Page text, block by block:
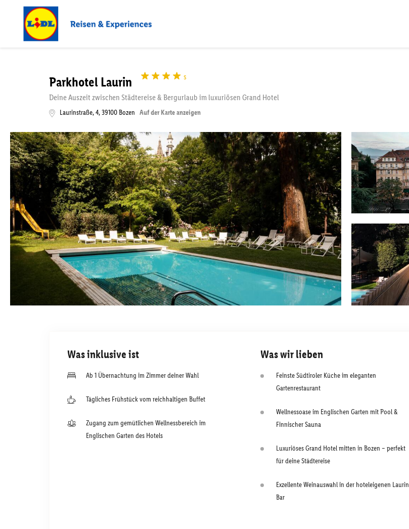
Parkhotel Laurin s
Deine Auszeit zwischen Städtereise & Bergurlaub im luxuriösen Grand Hotel
Laurinstraße, 4,39100Bozen Auf der Karte anzeigen
Was inklusive ist
Ab 1 Übernachtung im Zimmer deiner Wahl
Tägliches Frühstück vom reichhaltigen Buffet
Zugang zum gemütlichen Wellnessbereich im
Englischen Garten des Hotels
Was wir lieben
Feinste Südtiroler Küche im eleganten
Gartenrestaurant
Wellnessoase im Englischen Garten mit Pool &
Finnischer Sauna
Luxuriöses Grand Hotel mitten in Bozen – perfekt
für deine Städtereise
Exzellente Weinauswahl in der hoteleigenen Laurin
Bar